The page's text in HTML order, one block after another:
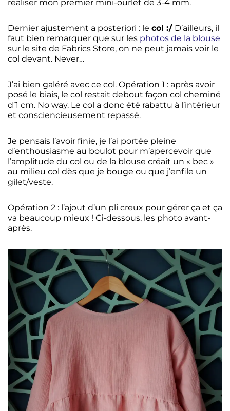
réaliser mon premier mini-ourlet de 3-4 mm.
Dernier ajustement a posteriori : le col :/ D’ailleurs, il
faut bien remarquer que sur les photos de la blouse
sur le site de Fabrics Store, on ne peut jamais voir le
col devant. Never…
J’ai bien galéré avec ce col. Opération 1 : après avoir
posé le biais, le col restait debout façon col cheminé
d’1 cm. No way. Le col a donc été rabattu à l’intérieur
et consciencieusement repassé.
Je pensais l’avoir finie, je l’ai portée pleine
d’enthousiasme au boulot pour m’apercevoir que
l’amplitude du col ou de la blouse créait un « bec »
au milieu col dès que je bouge ou que j’enfile un
gilet/veste.
Opération 2 : l’ajout d’un pli creux pour gérer ça et ça
va beaucoup mieux ! Ci-dessous, les photo avant-
après.